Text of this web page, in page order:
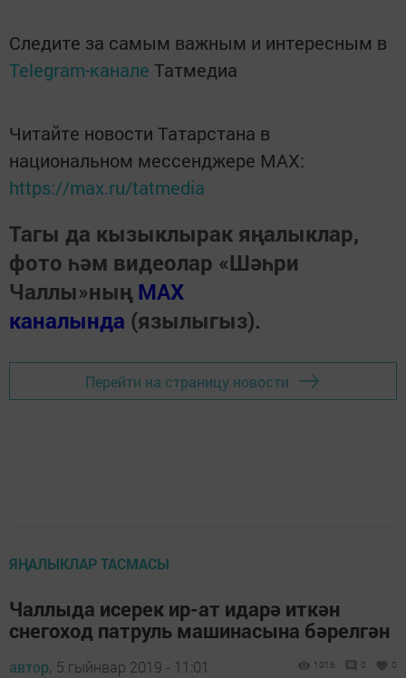
Следите за самым важным и интересным в
Telegram-канале Татмедиа
Читайте новости Татарстана в
национальном мессенджере MАХ:
https://max.ru/tatmedia
Тагы да кызыклырак яңалыклар,
фото һәм видеолар «Шәһри
Чаллы»ның MAX
каналында (язылыгыз).
Перейти на страницу новости
ЯҢАЛЫКЛАР ТАСМАСЫ
Чаллыда исерек ир-ат идарә иткән
снегоход патруль машинасына бәрелгән
автор, 5 гыйнвар 2019 - 11:01 1016 0 0